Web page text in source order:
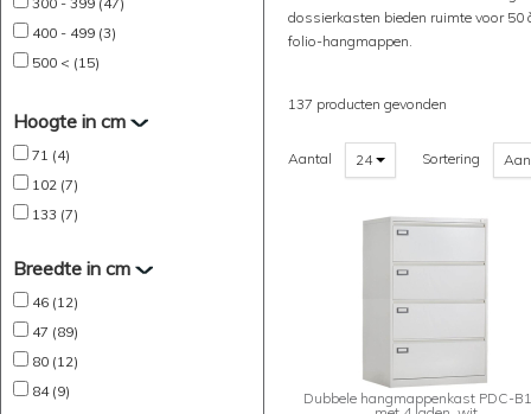
400 - 499 (3)
500 < (15)
Hoogte in cm
71 (4)
102 (7)
133 (7)
Breedte in cm
46 (12)
47 (89)
80 (12)
84 (9)
dossierkasten bieden ruimte voor
folio-hangmappen.
137 producten gevonden
Aantal 24 Sortering
Dubbele hangmappenkast PDC-